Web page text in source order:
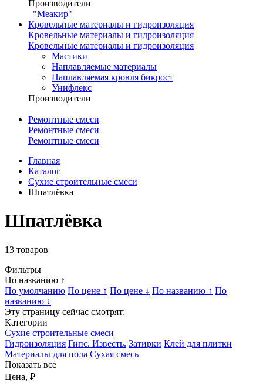
Производители
"Меакир"
Кровельные материалы и гидроизоляция
Кровельные материалы и гидроизоляция
Кровельные материалы и гидроизоляция
Мастики
Наплавляемые материалы
Наплавляемая кровля бикрост
Унифлекс
Производители
Ремонтные смеси
Ремонтные смеси
Ремонтные смеси
Главная
Каталог
Сухие строительные смеси
Шпатлёвка
Шпатлёвка
13 товаров
Фильтры
По названию ↑
По умолчанию По цене ↑ По цене ↓ По названию ↑ По
названию ↓
Эту страницу сейчас смотрят:
Категории
Сухие строительные смеси
Гидроизоляция Гипс. Известь. Затирки Клей для плитки
Материалы для пола Сухая смесь
Показать все
Цена, ₽